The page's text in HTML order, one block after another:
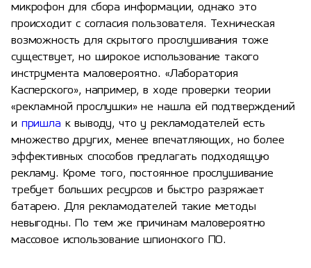
микрофон для сбора информации, однако это
происходит с согласия пользователя. Техническая
возможность для скрытого прослушивания тоже
существует, но широкое использование такого
инструмента маловероятно. «Лаборатория
Касперского», например, в ходе проверки теории
«рекламной прослушки» не нашла ей подтверждений
и пришла к выводу, что у рекламодателей есть
множество других, менее впечатляющих, но более
эффективных способов предлагать подходящую
рекламу. Кроме того, постоянное прослушивание
требует больших ресурсов и быстро разряжает
батарею. Для рекламодателей такие методы
невыгодны. По тем же причинам маловероятно
массовое использование шпионского ПО.